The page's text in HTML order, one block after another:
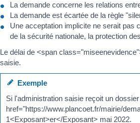
La demande concerne les relations
La demande est écartée de la règle
Une acceptation implicite ne serait pas
de la sécurité nationale, la protection
Le délai de <span
saisie.
Exemple
Si l'administration saisie reçoit un
href="https://www.plancoet.fr/mairie/
1<Exposant>er</Exposant> mai 2022.